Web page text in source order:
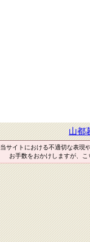
山都
当サイトにおける不適切な表現
お手数をおかけしますが、こ